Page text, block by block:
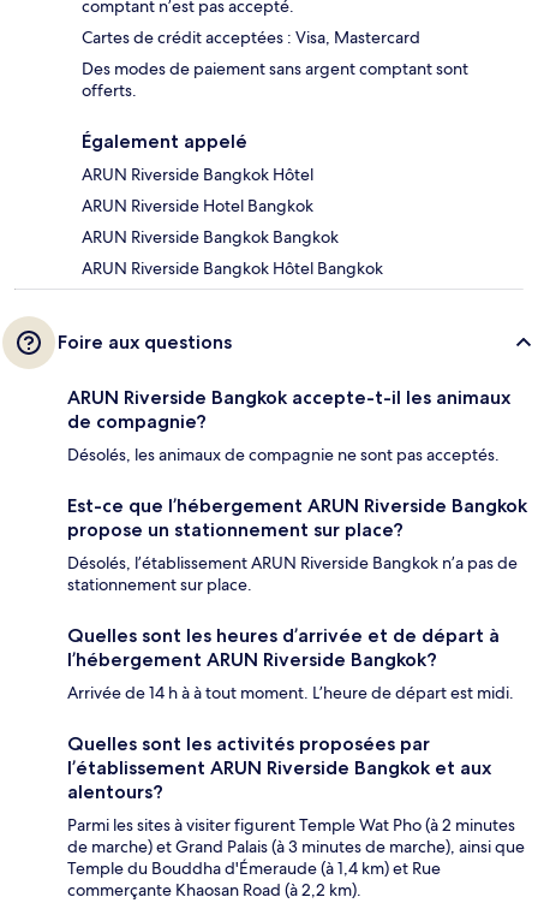
comptant n’est pas accepté.
Cartes de crédit acceptées : Visa, Mastercard
Des modes de paiement sans argent comptant sont
offerts.
Également appelé
ARUN Riverside Bangkok Hôtel
ARUN Riverside Hotel Bangkok
ARUN Riverside Bangkok Bangkok
ARUN Riverside Bangkok Hôtel Bangkok
Foire aux questions
ARUN Riverside Bangkok accepte-t-il les animaux
de compagnie?
Désolés, les animaux de compagnie ne sont pas acceptés.
Est-ce que l’hébergement ARUN Riverside Bangkok
propose un stationnement sur place?
Désolés, l’établissement ARUN Riverside Bangkok n’a pas de
stationnement sur place.
Quelles sont les heures d’arrivée et de départ à
l’hébergement ARUN Riverside Bangkok?
Arrivée de 14 h à à tout moment. L’heure de départ est midi.
Quelles sont les activités proposées par
l’établissement ARUN Riverside Bangkok et aux
alentours?
Parmi les sites à visiter figurent Temple Wat Pho (à 2 minutes
de marche) et Grand Palais (à 3 minutes de marche), ainsi que
Temple du Bouddha d'Émeraude (à 1,4 km) et Rue
commerçante Khaosan Road (à 2,2 km).